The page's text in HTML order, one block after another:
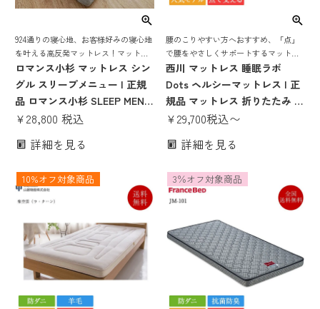
924通りの寝心地、お客様好みの寝心地
を叶える高反発マットレス！マットレ
ス選びで失敗したくない方にオススメ
ロマンス小杉 マットレス シン
グル スリープメニュー | 正規
品 ロマンス小杉 SLEEP MENU
三つ折りマットレス 3つ折りマ
シングル 高反発 高反発マット
¥28,800 税込
詳細を見る
腰のこりやすい方へおすすめ、「点」
で腰をやさしくサポートするマットレ
ス | 西川 マットレス 睡眠ラボ ヘルシー
マットレス
西川 マットレス 睡眠ラボ
Dots ヘルシーマットレス | 正
規品 マットレス 折りたたみ 西
川製 nishikawa 西川 睡眠labo
ドッツ 折りたたみマットレス
¥29,700税込〜
詳細を見る
10%オフ対象商品 3％オフ対象商品